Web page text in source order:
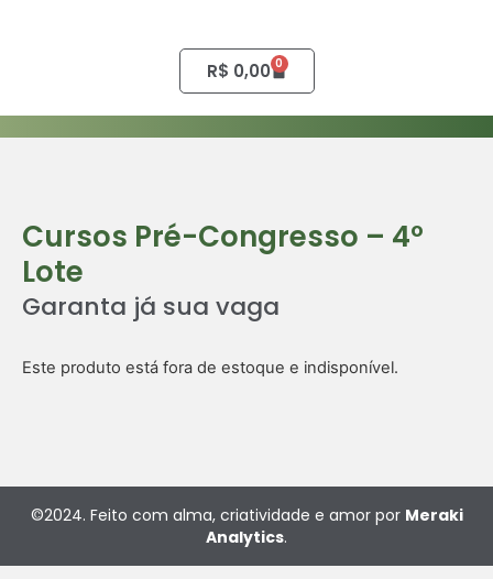
R$ 0,00 0
Cursos Pré-Congresso – 4º
Lote
Garanta já sua vaga
Este produto está fora de estoque e indisponível.
©2024. Feito com alma, criatividade e amor por Meraki
Analytics.